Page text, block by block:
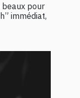
pour
immédiat,